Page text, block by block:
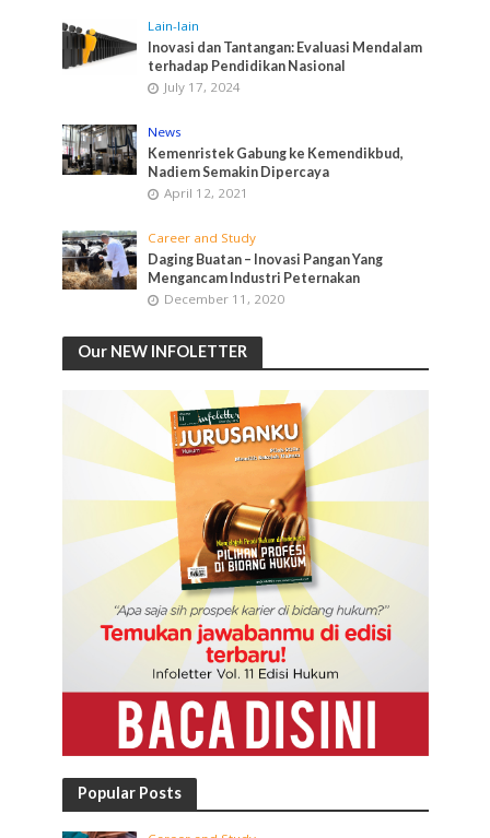
Lain-lain
Inovasi dan Tantangan: Evaluasi Mendalam
terhadap Pendidikan Nasional
July 17, 2024
News
Kemenristek Gabung ke Kemendikbud,
Nadiem Semakin Dipercaya
April 12, 2021
Career and Study
Daging Buatan – Inovasi Pangan Yang
Mengancam Industri Peternakan
December 11, 2020
Our NEW INFOLETTER
Popular Posts